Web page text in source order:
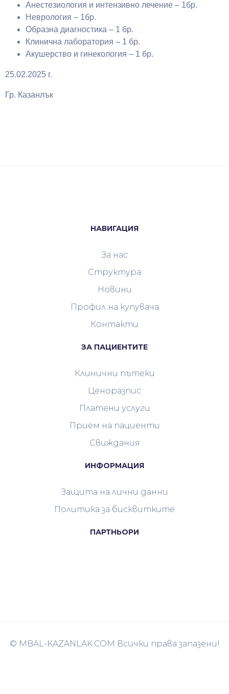
Анестезиология и интензивно лечение – 1бр.
Неврология – 1бр.
Образна диагностика – 1 бр.
Клинична лаборатория – 1 бр.
Акушерство и гинекология – 1 бр.
25.02.2025 г.
Гр. Казанлък
НАВИГАЦИЯ
За нас
Структура
Новини
Профил на купувача
Контакти
ЗА ПАЦИЕНТИТЕ
Клинични пътеки
Ценоразпис
Платени услуги
Прием на пациенти
Свиждания
ИНФОРМАЦИЯ
Защита на лични данни
Политика за бисквитките
ПАРТНЬОРИ
© MBAL-KAZANLAK.COM Всички права запазени!